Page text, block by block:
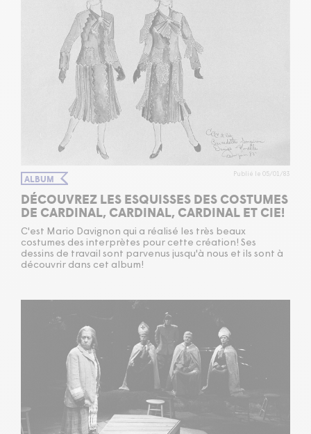
ALBUM Publié le 05/01/83
DÉCOUVREZ LES ESQUISSES DES COSTUMES
DE CARDINAL, CARDINAL, CARDINAL ET CIE!
C'est Mario Davignon qui a réalisé les très beaux
costumes des interprètes pour cette création! Ses
dessins de travail sont parvenus jusqu'à nous et ils sont à
découvrir dans cet album!